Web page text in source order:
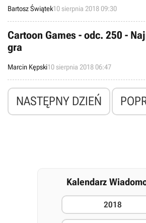
udziałem znanego starożytnego Greka -
Bartosz Świątek10 sierpnia 2018 09:30
Cartoon Games - odc. 250 -
gra
Marcin Kępski10 sierpnia 2018 06:47
NASTĘPNY DZIEŃ
Kalendarz
2018